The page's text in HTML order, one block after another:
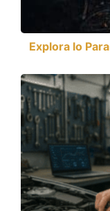
Explora lo